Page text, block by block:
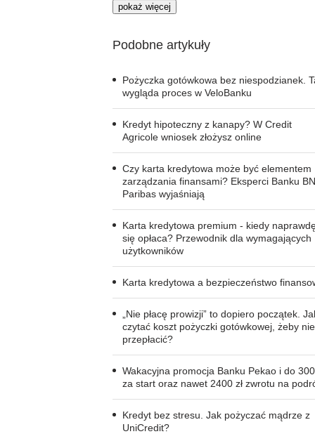
pokaż więcej
Podobne artykuły
Pożyczka gotówkowa bez niespodzianek.
wygląda proces w VeloBanku
Kredyt hipoteczny z kanapy? W Credit
Agricole wniosek złożysz online
Czy karta kredytowa może być elementem
zarządzania finansami? Eksperci Banku
Paribas wyjaśniają
Karta kredytowa premium - kiedy
się opłaca? Przewodnik dla wymagających
użytkowników
Karta kredytowa a bezpieczeństwo
„Nie płacę prowizji” to dopiero początek.
czytać koszt pożyczki gotówkowej, żeby nie
przepłacić?
Wakacyjna promocja Banku Pekao i do 300
za start oraz nawet 2400 zł zwrotu na
Kredyt bez stresu. Jak pożyczać mądrze z
UniCredit?